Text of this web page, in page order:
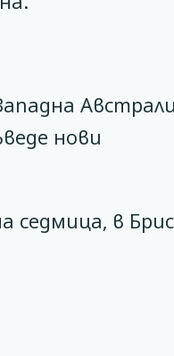
нови
в